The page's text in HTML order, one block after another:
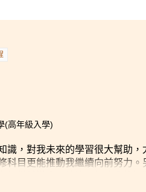
(高年級入學)
識，對我未來的學習很大幫助
科目更能推動我繼續向前努力
提供輔導班以釐清及解答我的疑
每當我有任何關於課堂上的問題